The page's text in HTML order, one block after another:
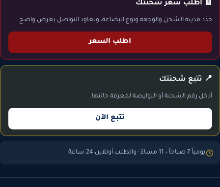
🧾 اطلب سعر شحنتك
حدّد مدينة الشحن والوجهة ونوع البضاعة، ونعاود التواصل بعرض واضح.
اطلب السعر
📍 تتبع شحنتك
أدخل رقم الشحنة أو البوليصة لمعرفة حالتها.
تتبع الآن
يومياً 7 صباحاً – 11 مساءً · والطلب أونلاين 24 ساعة